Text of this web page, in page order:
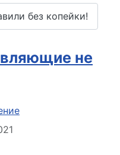
без копейки!
не